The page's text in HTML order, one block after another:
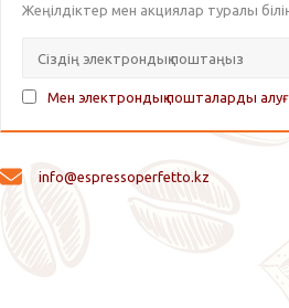
Жеңілдіктер мен акциялар туралы
Мен электрондық пошталарды
info@espressoperfetto.kz